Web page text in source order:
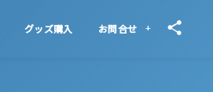
グッズ購入 お問合せ